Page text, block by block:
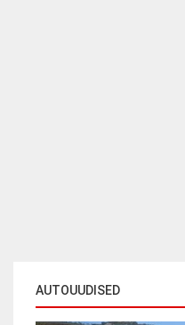
AUTOUUDISED